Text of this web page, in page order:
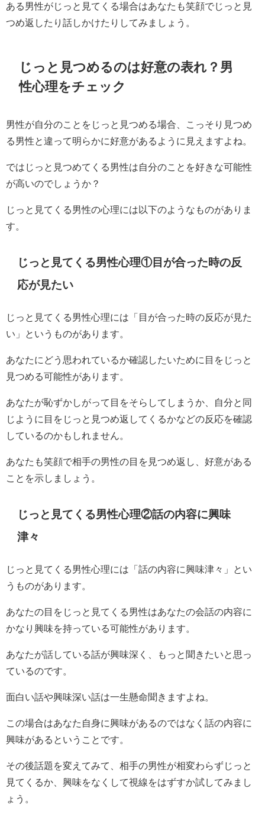
ある男性がじっと見てくる場合はあなたも笑顔でじっと見
つめ返したり話しかけたりしてみましょう。
じっと見つめるのは好意の表れ？男
性心理をチェック
男性が自分のことをじっと見つめる場合、こっそり見つめ
る男性と違って明らかに好意があるように見えますよね。
ではじっと見つめてくる男性は自分のことを好きな可能性
が高いのでしょうか？
じっと見てくる男性の心理には以下のようなものがありま
す。
じっと見てくる男性心理①目が合った時の反
応が見たい
じっと見てくる男性心理には「目が合った時の反応が見た
い」というものがあります。
あなたにどう思われているか確認したいために目をじっと
見つめる可能性があります。
あなたが恥ずかしがって目をそらしてしまうか、自分と同
じように目をじっと見つめ返してくるかなどの反応を確認
しているのかもしれません。
あなたも笑顔で相手の男性の目を見つめ返し、好意がある
ことを示しましょう。
じっと見てくる男性心理②話の内容に興味
津々
じっと見てくる男性心理には「話の内容に興味津々」とい
うものがあります。
あなたの目をじっと見てくる男性はあなたの会話の内容に
かなり興味を持っている可能性があります。
あなたが話している話が興味深く、もっと聞きたいと思っ
ているのです。
面白い話や興味深い話は一生懸命聞きますよね。
この場合はあなた自身に興味があるのではなく話の内容に
興味があるということです。
その後話題を変えてみて、相手の男性が相変わらずじっと
見てくるか、興味をなくして視線をはずすか試してみまし
ょう。